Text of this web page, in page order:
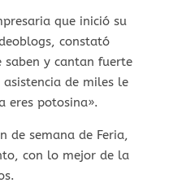
que inició su
constató
saben y cantan fuerte
de miles le
eres potosina».
de semana de Feria,
con lo mejor de la